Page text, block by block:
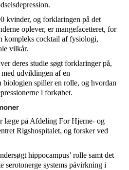
kvinder, og forklaringen på det
oplever, er mangefacetteret, for
kompleks cocktail af fysiologi,
vilkår.
deres studie søgt forklaringer på,
udviklingen af en
biologien spiller en rolle, og hvordan
i forkøbet.
læge på Afdeling For Hjerne- og
Rigshospitalet, og forsker ved
hippocampus’ rolle samt det
serotonerge systems påvirkning i